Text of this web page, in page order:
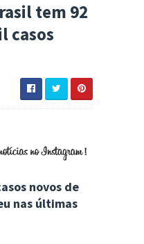
tem 92
casos
novos de
nas últimas